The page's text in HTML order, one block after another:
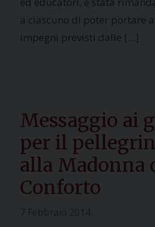
a ciascuno di poter portare
impegni previsti dalle […]
Messaggio ai
per il
alla Madonna
Conforto